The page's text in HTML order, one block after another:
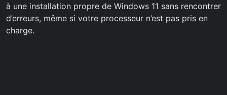
à une installation propre de Windows 11 sans rencontrer
d’erreurs, même si votre processeur n’est pas pris en
charge.